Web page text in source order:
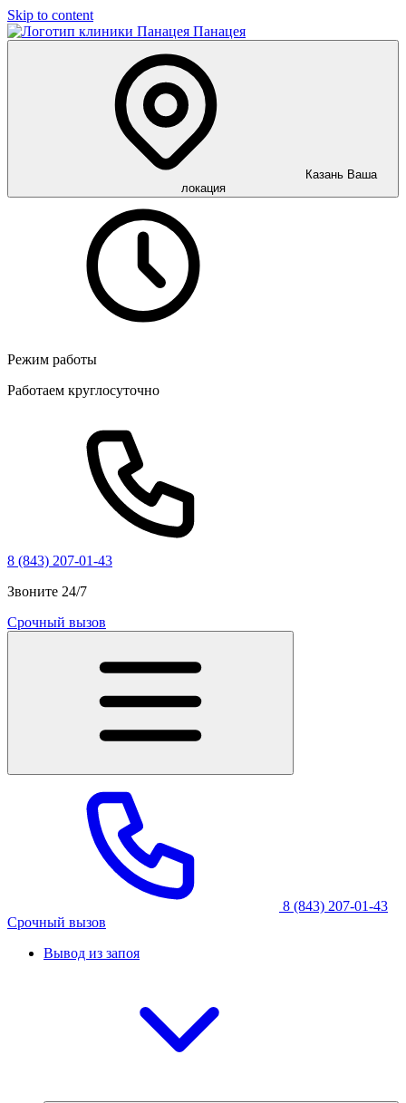
Skip to content
Панацея
Казань Ваша
локация
Режим работы
Работаем круглосуточно
8 (843) 207-01-43
Звоните 24/7
Срочный вызов
8 (843) 207-01-43
Срочный вызов
Вывод из запоя